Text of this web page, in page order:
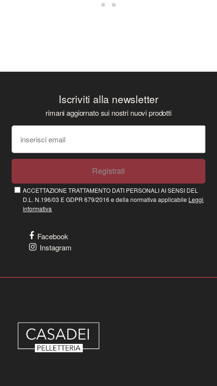
Iscriviti alla newsletter
rimani aggiornato sui nostri nuovi prodotti
Registrati
ACCETTAZIONE TRATTAMENTO DATI PERSONALI AI SENSI DEL
D.L. N.196/03 E GDPR 679/2016 e della normativa applicabile Leggi
informativa
Facebook
Instagram